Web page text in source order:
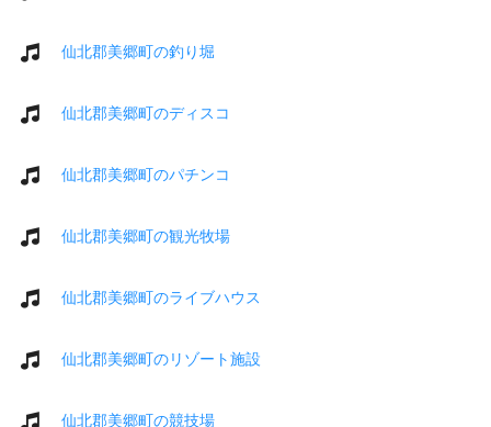
仙北郡美郷町の釣り堀
仙北郡美郷町のディスコ
仙北郡美郷町のパチンコ
仙北郡美郷町の観光牧場
仙北郡美郷町のライブハウス
仙北郡美郷町のリゾート施設
仙北郡美郷町の競技場